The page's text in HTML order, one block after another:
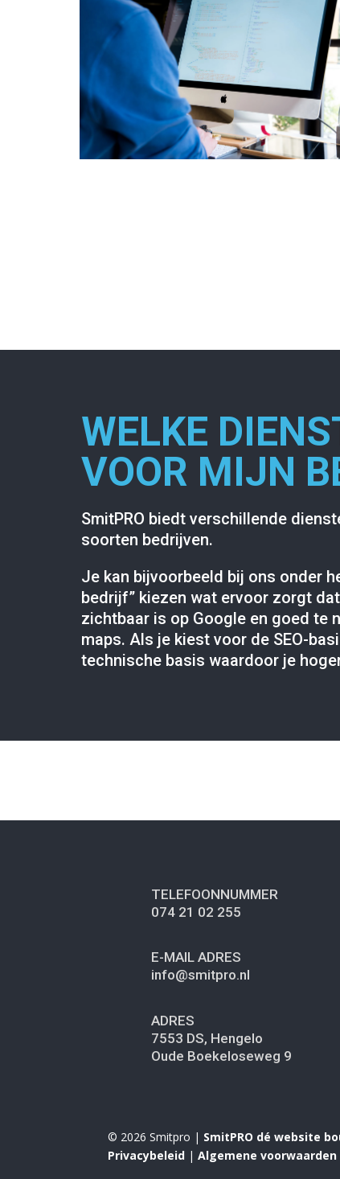
WELKE
VOOR MIJN
SmitPRO biedt verschillende
soorten bedrijven.
Je kan bijvoorbeeld bij ons onder
bedrijf” kiezen wat ervoor zorgt
zichtbaar is op Google en goed te
maps. Als je kiest voor de SEO-
technische basis waardoor je
TELEFOONNUMMER
074 21 02 255
E-MAIL ADRES
info@smitpro.nl
ADRES
7553 DS, Hengelo
Oude Boekeloseweg 9
© 2026 Smitpro | SmitPRO dé website
Privacybeleid |Algemene voorwaarden